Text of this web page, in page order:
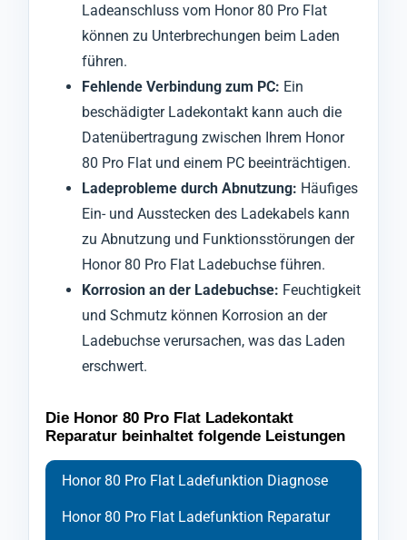
Ladeanschluss vom Honor 80 Pro Flat
können zu Unterbrechungen beim Laden
führen.
Fehlende Verbindung zum PC: Ein
beschädigter Ladekontakt kann auch die
Datenübertragung zwischen Ihrem Honor
80 Pro Flat und einem PC beeinträchtigen.
Ladeprobleme durch Abnutzung: Häufiges
Ein- und Ausstecken des Ladekabels kann
zu Abnutzung und Funktionsstörungen der
Honor 80 Pro Flat Ladebuchse führen.
Korrosion an der Ladebuchse: Feuchtigkeit
und Schmutz können Korrosion an der
Ladebuchse verursachen, was das Laden
erschwert.
Die Honor 80 Pro Flat Ladekontakt
Reparatur beinhaltet folgende Leistungen
Honor 80 Pro Flat Ladefunktion Diagnose
Honor 80 Pro Flat Ladefunktion Reparatur